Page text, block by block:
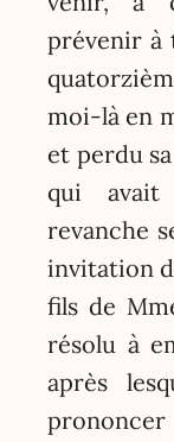
prévenir à
moi-là en
et perdu
qui
revanche
invitation
fils de
résolu à
après